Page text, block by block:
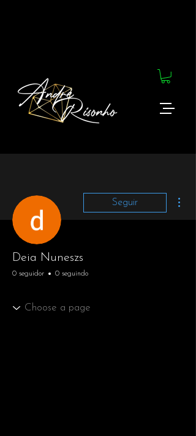
Seguir
Deia Nuneszs
0 seguidor 0 seguindo